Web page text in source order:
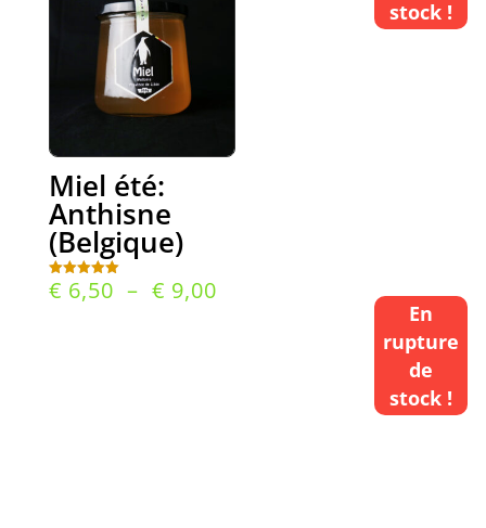
stock !
à
En
rupture
de
stock !
Miel été:
Anthisne
(Belgique)
Note
5.00
€ 6,50 – € 9,00Plage